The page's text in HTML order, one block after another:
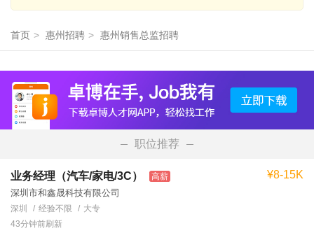
首页 > 惠州招聘 > 惠州销售总监招聘
职位推荐
业务经理（汽车/家电/3C） 高薪
深圳市和鑫晟科技有限公司
¥8-15K
深圳 经验不限
大专
43分钟前刷新